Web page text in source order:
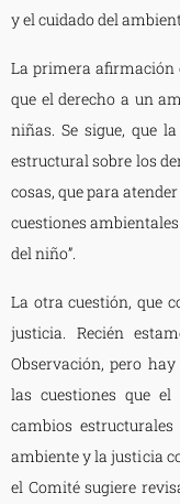
y el cuidado del
La primera afirmación
que el derecho a un
niñas. Se sigue, que
estructural sobre los
cosas, que para
cuestiones
del niño”.
La otra cuestión, que
justicia. Recién
Observación, pero
las cuestiones que
cambios
ambiente y la justicia
el Comité sugiere